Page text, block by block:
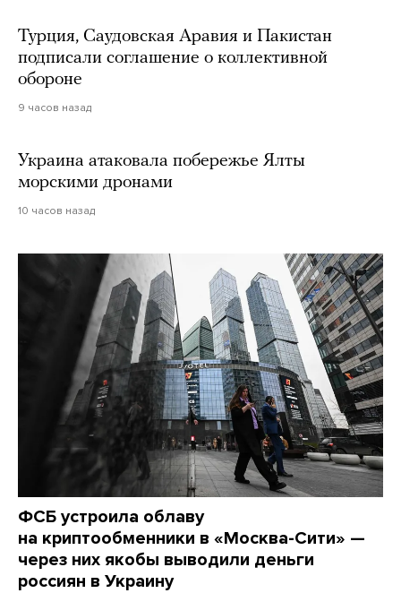
Турция, Саудовская Аравия и Пакистан
подписали соглашение о коллективной
обороне
9 часов назад
Украина атаковала побережье Ялты
морскими дронами
10 часов назад
ФСБ устроила облаву
на криптообменники в «Москва-Сити» —
через них якобы выводили деньги
россиян в Украину